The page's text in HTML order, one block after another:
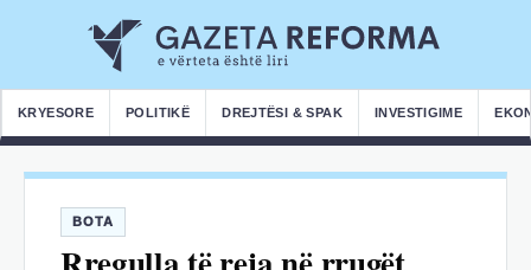
KRYESORE POLITIKË DREJTËSI & SPAK INVESTIGIME
BOTA